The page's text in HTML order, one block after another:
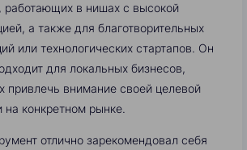
работающих в нишах с высокой
а также для благотворительных
или технологических стартапов. Он
для локальных бизнесов,
внимание своей целевой
на конкретном рынке.
отлично зарекомендовал себя